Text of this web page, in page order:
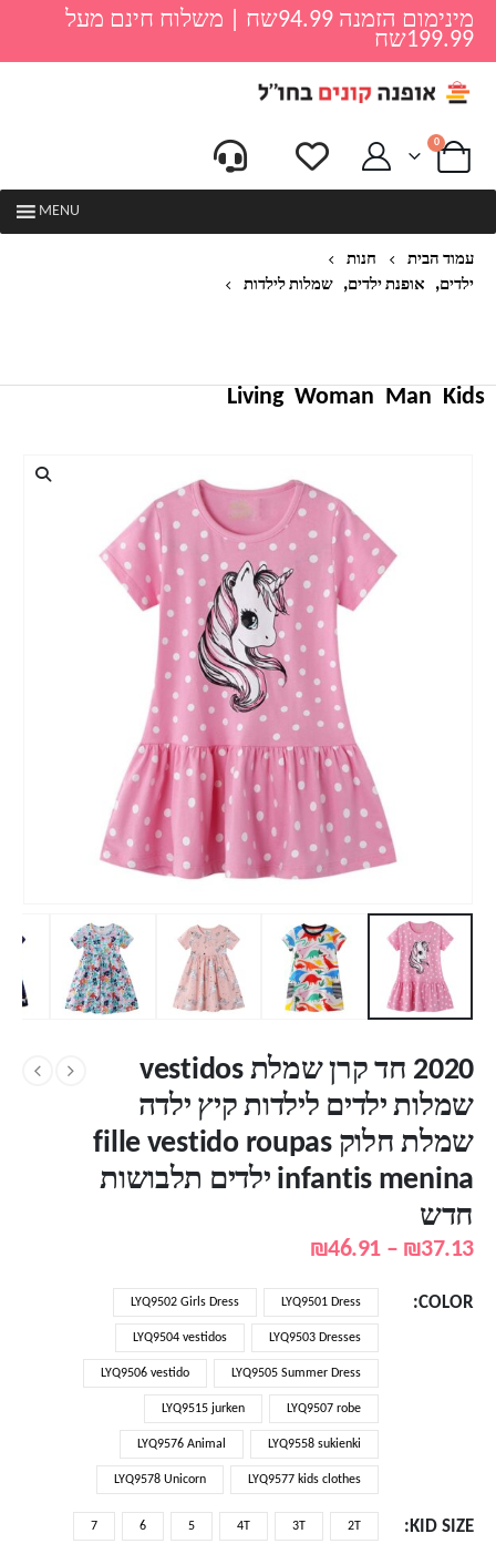
מינימום הזמנה 94.99שח | משלוח חינם מעל
199.99שח
0
MENU
עמוד הבית
חנות
ילדים, אופנת ילדים, שמלות לילדות
Kids
Man
Woman
Living
2020 חד קרן שמלת vestidos
שמלות ילדים לילדות קיץ ילדה
שמלת חלוק fille vestido roupas
infantis menina ילדים תלבושות
חדש
₪37.13
–
₪46.91
⁦₪37.13⁩
עד
⁦₪46.91⁩
COLOR
LYQ9501 Dress
LYQ9502 Girls Dress
LYQ9503 Dresses
LYQ9504 vestidos
LYQ9505 Summer Dress
LYQ9506 vestido
LYQ9507 robe
LYQ9515 jurken
LYQ9558 sukienki
LYQ9576 Animal
LYQ9577 kids clothes
LYQ9578 Unicorn
KID SIZE
2T
3T
4T
5
6
7